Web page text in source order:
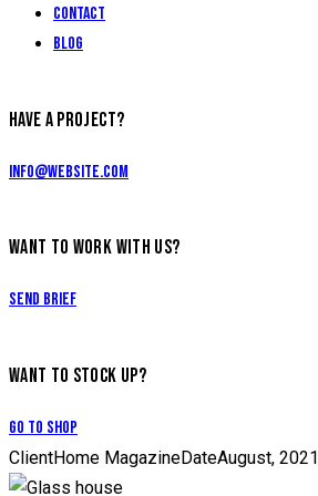
Contact
Blog
HAVE A PROJECT?
info@website.com
WANT TO WORK WITH US?
Send Brief
WANT TO STOCK UP?
Go to Shop
ClientHome MagazineDateAugust, 2021